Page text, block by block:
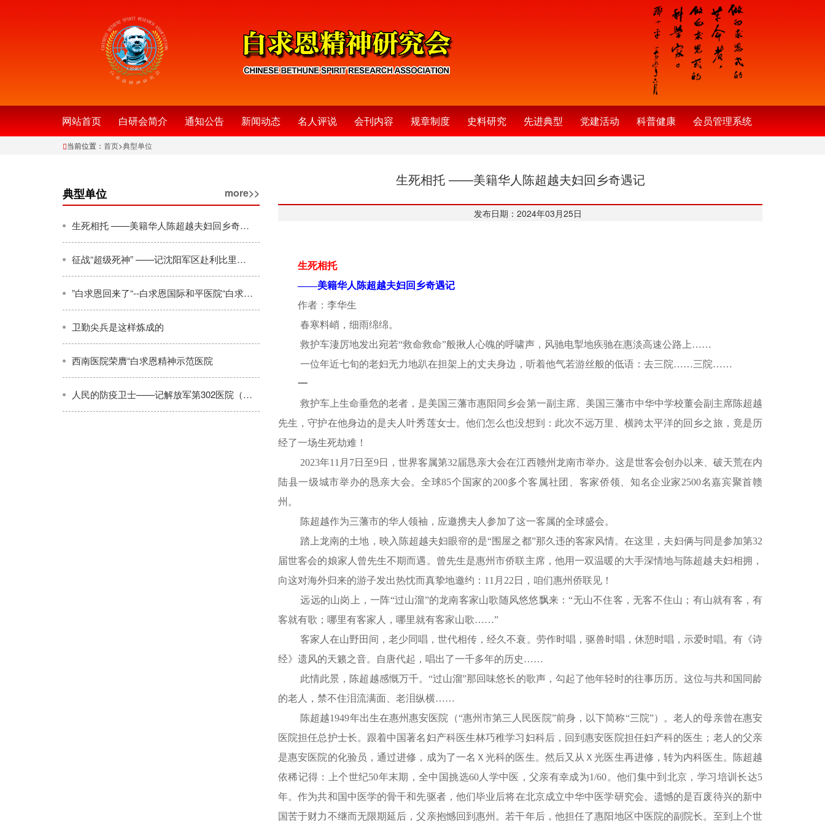
网站首页 白研会简介 通知公告 新闻动态 名人评说 会刊内容 规章制度 史料研究 先进典型 党建活动 科普健康 会员管理系统
当前位置： 首页>典型单位
典型单位 more>>
生死相托 ——美籍华人陈超越夫妇回乡奇遇记
征战“超级死神” ——记沈阳军区赴利比里亚抗击埃博拉疫情的51名女军人
”白求恩回来了“--白求恩国际和平医院“白求恩医疗队“连续八年转战太行，开展义诊巡诊、技术帮带和健康宣教活动纪实
卫勤尖兵是这样炼成的
西南医院荣膺“白求恩精神示范医院
人民的防疫卫士——记解放军第302医院（上）
生死相托 ——美籍华人陈超越夫妇回乡奇遇记
发布日期：2024年03月25日
生死相托
——美籍华人陈超越夫妇回乡奇遇记
作者：李华生
春寒料峭，细雨绵绵。
救护车淒厉地发出宛若“救命救命”般揪人心魄的呼啸声，风驰电掣地疾驰在惠淡高速公路上……
一位年近七旬的老妇无力地趴在担架上的丈夫身边，听着他气若游丝般的低语：去三院……三院……
一
救护车上生命垂危的老者，是美国三藩市惠阳同乡会第一副主席、美国三藩市中华中学校董会副主席陈超越
先生，守护在他身边的是夫人叶秀莲女士。他们怎么也没想到：此次不远万里、横跨太平洋的回乡之旅，竟是历
经了一场生死劫难！
2023年11月7日至9日，世界客属第32届恳亲大会在江西赣州龙南市举办。这是世客会创办以来、破天荒在内
陆县一级城市举办的恳亲大会。全球85个国家的200多个客属社团、客家侨领、知名企业家2500名嘉宾聚首赣
州。
陈超越作为三藩市的华人领袖，应邀携夫人参加了这一客属的全球盛会。
踏上龙南的土地，映入陈超越夫妇眼帘的是“围屋之都”那久违的客家风情。在这里，夫妇俩与同是参加第32
届世客会的娘家人曾先生不期而遇。曾先生是惠州市侨联主席，他用一双温暖的大手深情地与陈超越夫妇相拥，
向这对海外归来的游子发出热忱而真挚地邀约：11月22日，咱们惠州侨联见！
远远的山岗上，一阵“过山溜”的龙南客家山歌随风悠悠飘来：“无山不住客，无客不住山；有山就有客，有
客就有歌；哪里有客家人，哪里就有客家山歌……”
客家人在山野田间，老少同唱，世代相传，经久不衰。劳作时唱，驱兽时唱，休憩时唱，示爱时唱。有《诗
经》遗风的天籁之音。自唐代起，唱出了一千多年的历史……
此情此景，陈超越感慨万千。“过山溜”那回味悠长的歌声，勾起了他年轻时的往事历历。这位与共和国同龄
的老人，禁不住泪流满面、老泪纵横……
陈超越1949年出生在惠州惠安医院（“惠州市第三人民医院”前身，以下简称“三院”）。老人的母亲曾在惠安
医院担任总护士长。跟着中国著名妇产科医生林巧稚学习妇科后，回到惠安医院担任妇产科的医生；老人的父亲
是惠安医院的化验员，通过进修，成为了一名Ｘ光科的医生。然后又从Ｘ光医生再进修，转为内科医生。陈超越
依稀记得：上个世纪50年末期，全中国挑选60人学中医，父亲有幸成为1/60。他们集中到北京，学习培训长达5
年。作为共和国中医学的骨干和先驱者，他们毕业后将在北京成立中华中医学研究会。遗憾的是百废待兴的新中
国苦于财力不继而无限期延后，父亲抱憾回到惠州。若干年后，他担任了惠阳地区中医院的副院长。 至到上个世